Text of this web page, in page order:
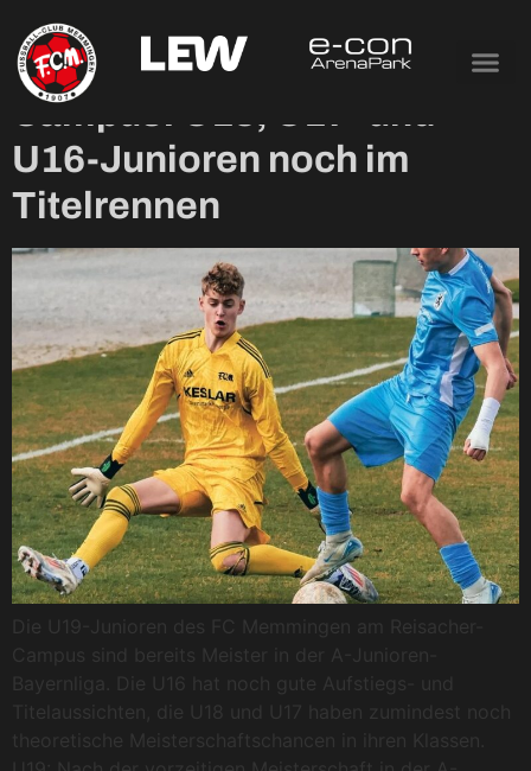
Tag: 21. Mai 2025
Campus: U18, U17- und
U16-Junioren noch im
Titelrennen
Die U19-Junioren des FC Memmingen am Reisacher-
Campus sind bereits Meister in der A-Junioren-
Bayernliga. Die U16 hat noch gute Aufstiegs- und
Titelaussichten, die U18 und U17 haben zumindest noch
theoretische Meisterschaftschancen in ihren Klassen.